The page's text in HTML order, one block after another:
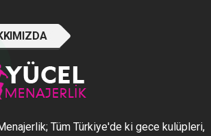
Tüm Türkiye'de ki gece kulüpleri,